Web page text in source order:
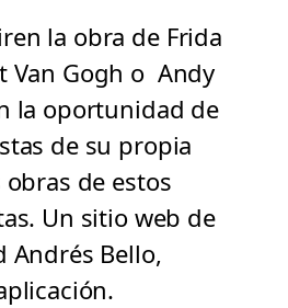
la obra de Frida
Van Gogh o Andy
la oportunidad de
de su propia
de estos
Un sitio web de
Andrés Bello,